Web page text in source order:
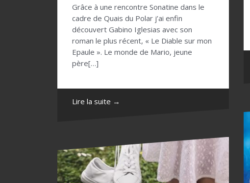
Grâce à une rencontre Sonatine dans le
cadre de Quais du Polar j’ai enfin
découvert Gabino Iglesias avec son
roman le plus récent, « Le Diable sur mon
Epaule ». Le monde de Mario, jeune
père[…]
Lire la suite →